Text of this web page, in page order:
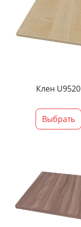
Клен U9520
Выбрать